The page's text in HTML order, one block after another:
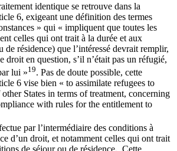
identique se retrouve dans la
6, exigeant une définition des termes
» qui « impliquent que toutes les
celles qui ont trait à la durée et aux
de résidence) que l’intéressé devrait remplir,
droit en question, s’il n’était pas un réfugié,
lui »19. Pas de doute possible, cette
6 vise bien « to assimilate refugees to
States in terms of treatment, concerning
with rules for the entitlement to
par l’intermédiaire des conditions à
d’un droit, et notamment celles qui ont trait